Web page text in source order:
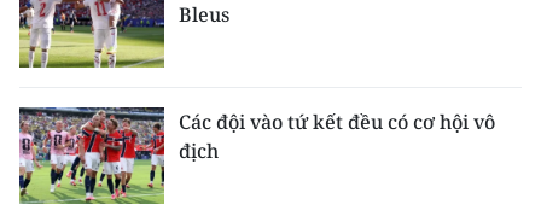
THẾ GIỚI
GIÁO DỤC
Bleus
Các đội vào tứ kết đều có cơ hội vô
địch